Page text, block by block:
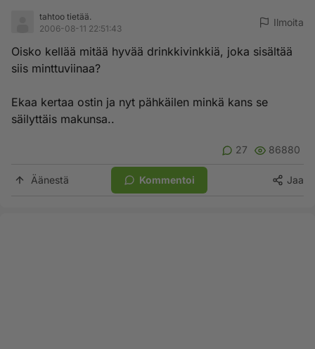
tahtoo tietää.
2006-08-11 22:51:43
Ilmoita
Oisko kellää mitää hyvää drinkkivinkkiä, joka sisältää
siis minttuviinaa?
Ekaa kertaa ostin ja nyt pähkäilen minkä kans se
säilyttäis makunsa..
27 86880
Äänestä Kommentoi Jaa